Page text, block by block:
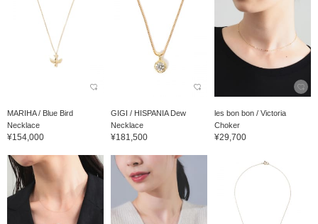
MARIHA / Blue Bird
Necklace
¥154,000
GIGI / HISPANIA Dew
Necklace
¥181,500
les bon bon / Victoria
Choker
¥29,700